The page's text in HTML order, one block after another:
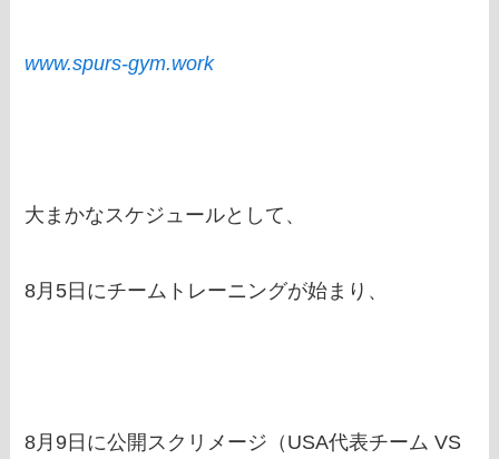
www.spurs-gym.work
大まかなスケジュールとして、
8月5日にチームトレーニングが始まり、
8月9日に公開スクリメージ（USA代表チーム VS